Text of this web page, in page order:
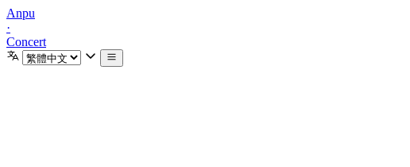
Anpu
·
Concert